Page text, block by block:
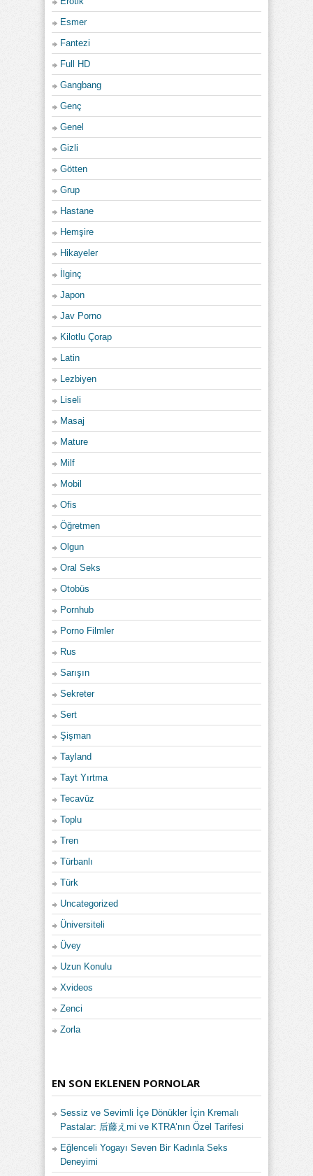
Esmer
Fantezi
Full HD
Gangbang
Genç
Genel
Gizli
Götten
Grup
Hastane
Hemşire
Hikayeler
İlginç
Japon
Jav Porno
Kilotlu Çorap
Latin
Lezbiyen
Liseli
Masaj
Mature
Milf
Mobil
Ofis
Öğretmen
Olgun
Oral Seks
Otobüs
Pornhub
Porno Filmler
Rus
Sarışın
Sekreter
Sert
Şişman
Tayland
Tayt Yırtma
Tecavüz
Toplu
Tren
Türbanlı
Türk
Uncategorized
Üniversiteli
Üvey
Uzun Konulu
Xvideos
Zenci
Zorla
EN SON EKLENEN PORNOLAR
Sessiz ve Sevimli İçe Dönükler İçin Kremalı
Pastalar: 后藤えmi ve KTRA’nın Özel Tarifesi
Eğlenceli Yogayı Seven Bir Kadınla Seks
Deneyimi